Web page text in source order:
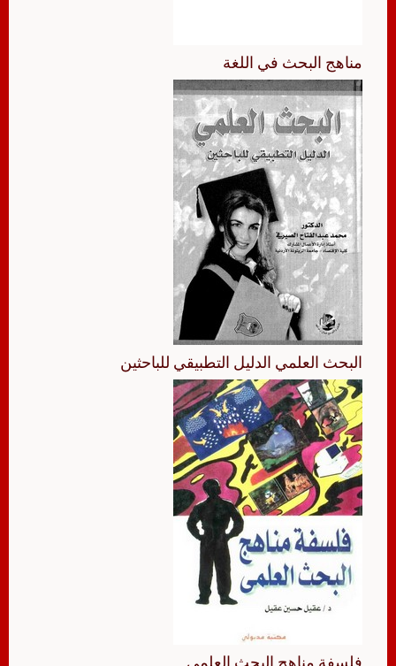
مناهج البحث في اللغة
البحث العلمي الدليل التطبيقي للباحثين